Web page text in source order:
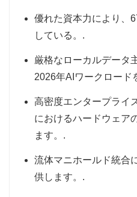
優れた資本力により、
している。.
厳格なローカルデータ
2026年AIワークロード
高密度エンタープライ
におけるハードウェア
ます。.
流体マニホールド統合
供します。.